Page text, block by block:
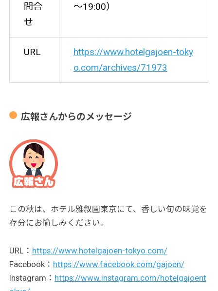
問合
せ
～19:00）
URL
https://www.hotelgajoen-toky
o.com/archives/71973
広報さんからのメッセージ
この秋は、ホテル雅叙園東京にて、香しい旬の味覚を
存分にお愉しみください。
URL： https://www.hotelgajoen-tokyo.com/
Facebook： https://www.facebook.com/gajoen/
Instagram： https://www.instagram.com/hotelgajoent